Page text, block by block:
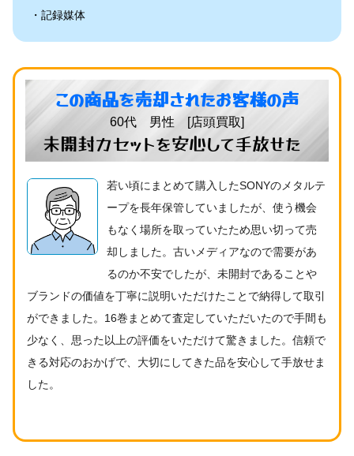
記録媒体
この商品を売却されたお客様の声
60代 男性 [店頭買取]
未開封カセットを安心して手放せた
若い頃にまとめて購入したSONYのメタルテ
ープを長年保管していましたが、使う機会
もなく場所を取っていたため思い切って売
却しました。古いメディアなので需要があ
るのか不安でしたが、未開封であることや
ブランドの価値を丁寧に説明いただけたことで納得して取引
ができました。16巻まとめて査定していただいたので手間も
少なく、思った以上の評価をいただけて驚きました。信頼で
きる対応のおかげで、大切にしてきた品を安心して手放せま
した。